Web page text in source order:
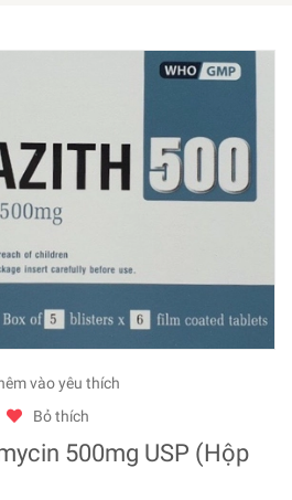
vào yêu thích
Bỏ thích
500mg USP (Hộp